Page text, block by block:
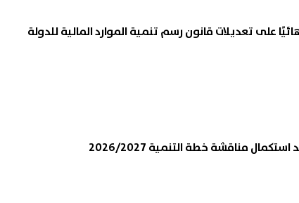
على تعديلات قانون رسم تنمية الموارد المالية للدولة
مناقشة خطة التنمية 2026/2027